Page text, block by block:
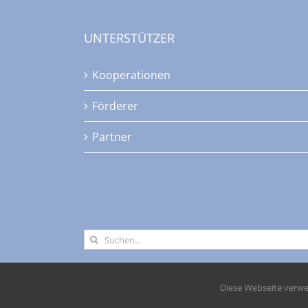
UNTERSTÜTZER
Kooperationen
Förderer
Partner
Suche
nach:
Diese Webseite